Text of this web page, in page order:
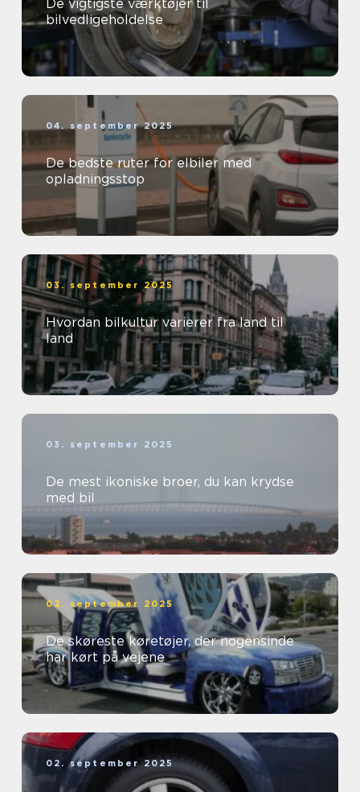
De vigtigste værktøjer til
bilvedligeholdelse
04. september 2025
De bedste ruter for elbiler med
opladningsstop
03. september 2025
Hvordan bilkultur varierer fra land til
land
03. september 2025
De mest ikoniske broer, du kan krydse
med bil
02. september 2025
De skøreste køretøjer, der nogensinde
har kørt på vejene
02. september 2025